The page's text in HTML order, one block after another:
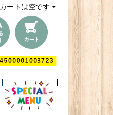
カートは空です